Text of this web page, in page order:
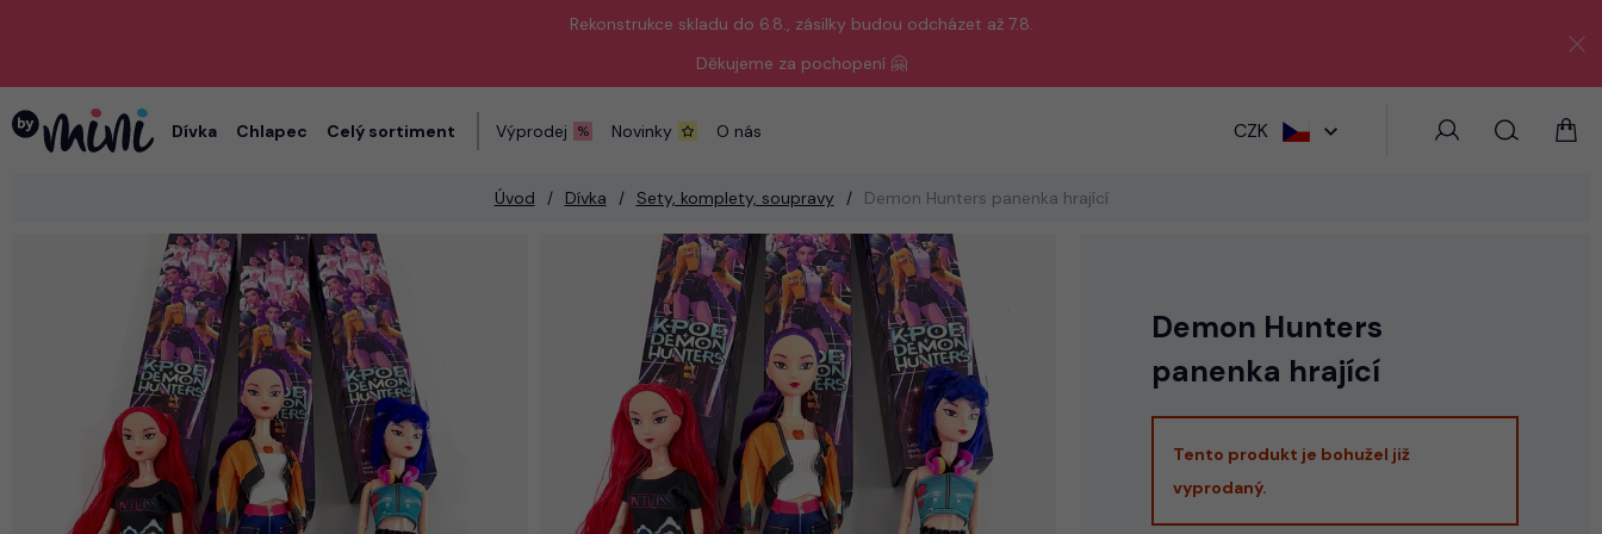
Rekonstrukce skladu do 6.8., zásilky budou odcházet až 7.8.
Děkujeme za pochopení 🤗
Dívka Chlapec Celý sortiment Výprodej Novinky O nás CZK
Úvod Dívka Sety, komplety, soupravy Demon Hunters panenka hrající
Demon Hunters
panenka hrající
Tento produkt je bohužel již
vyprodaný.